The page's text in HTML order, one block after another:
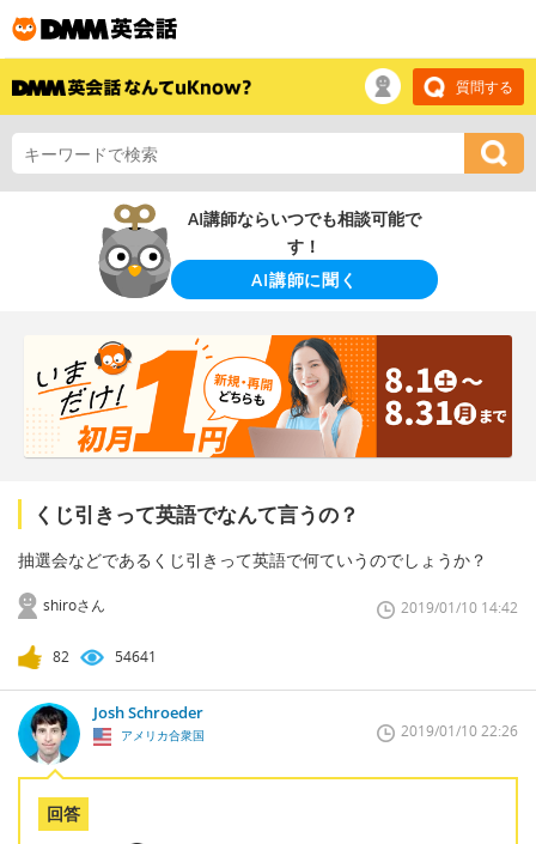
質問する
AI講師ならいつでも相談可能で
す！
AI講師に聞く
くじ引きって英語でなんて言うの？
抽選会などであるくじ引きって英語で何ていうのでしょうか？
shiroさん 2019/01/10 14:42
82 54641
Josh Schroeder
アメリカ合衆国 2019/01/10 22:26
回答